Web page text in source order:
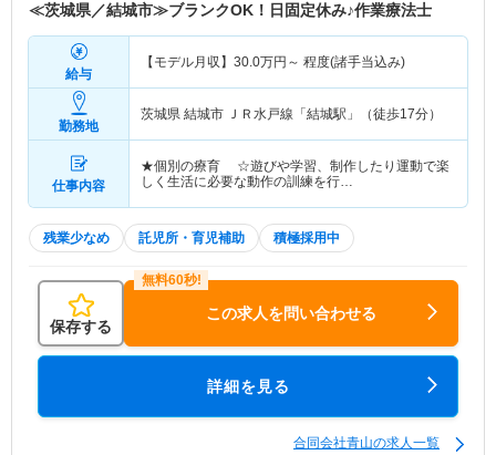
≪茨城県／結城市≫ブランクOK！日固定休み♪作業療法士
給与
【モデル月収】 30.0万円～ 程度(諸手当込み)
勤務地
茨城県 結城市 ＪＲ水戸線「結城駅」（徒歩17分）
仕事内容
★個別の療育 ☆遊びや学習、制作したり運動で楽
しく生活に必要な動作の訓練を行…
残業少なめ 託児所・育児補助 積極採用中
保存する
この求人を問い合わせる
詳細を見る
合同会社青山の求人一覧